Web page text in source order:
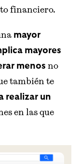
financiero.
mayor
mayores
menos no
también te
realizar un
en las que